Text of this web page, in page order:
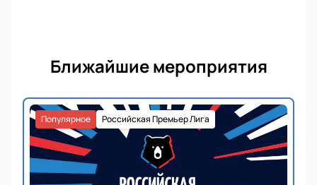
Ближайшие мероприятия
Российская Премьер Лига
Популярное